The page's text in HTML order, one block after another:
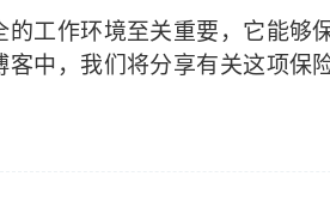
工作环境至关重要，它能够
中，我们将分享有关这项保